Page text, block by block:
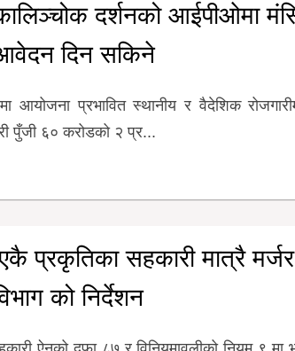
दर्शनको आईपीओमा
दिन सकिने
आयोजना प्रभावित स्थानीय र वैदेशिक
पुँजी ६० करोडको २ प्र...
प्रकृतिका सहकारी मात्रै
को निर्देशन